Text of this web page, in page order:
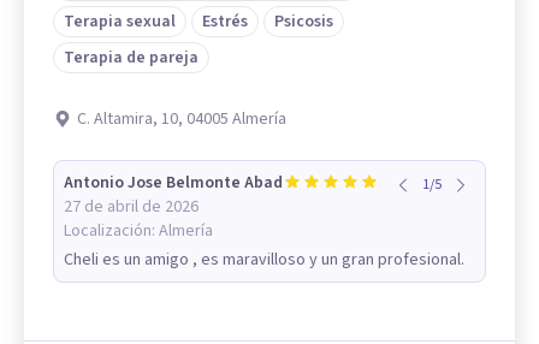
Terapia sexual
Estrés
Psicosis
Terapia de pareja
C. Altamira, 10, 04005 Almería
Antonio Jose Belmonte Abad
27 de abril de 2026
Localización: Almería
1/5
Cheli es un amigo , es maravilloso y un gran profesional.